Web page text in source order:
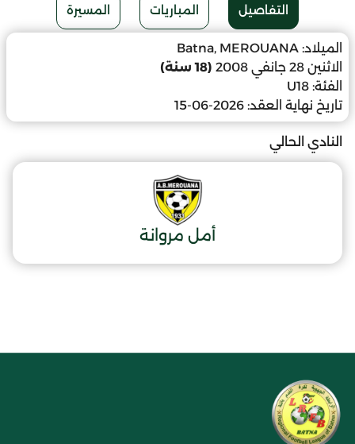
التفاصيل المباريات المسيرة
الميلاد: Batna, MEROUANA
الاثنين 28 جانفي 2008
(18 سنة)
الفئة: U18
تاريخ نهاية العقد: 2026-06-15
النادي الحالي
أمل مروانة